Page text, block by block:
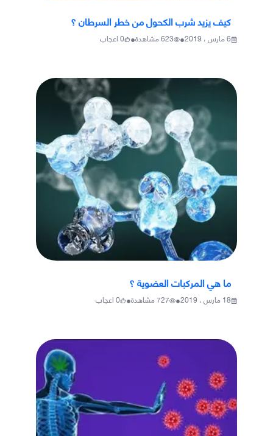
كيف يزيد شرب الكحول من خطر السرطان ؟
6 مارس ، 2019 •
623مشاهدة•
0اعجاب
ما هي المركبات العضوية ؟
18 مارس ، 2019 •
727مشاهدة•
0اعجاب